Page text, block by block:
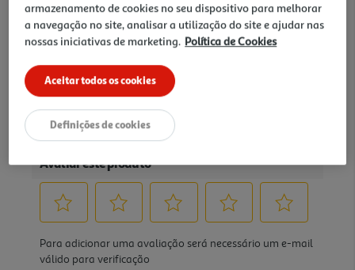
armazenamento de cookies no seu dispositivo para melhorar
a navegação no site, analisar a utilização do site e ajudar nas
nossas iniciativas de marketing. Política de Cookies
Aceitar todos os cookies
Definições de cookies